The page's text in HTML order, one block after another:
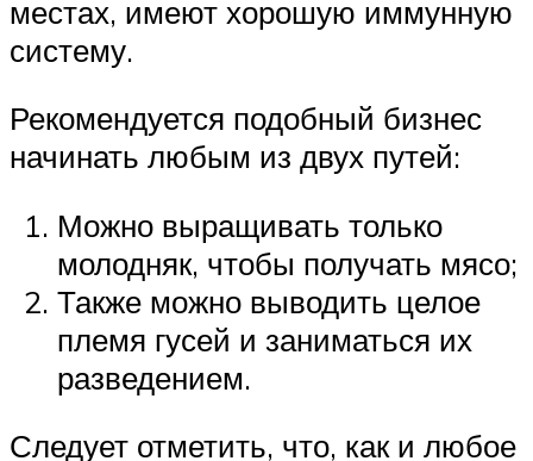
местах, имеют хорошую иммунную
систему.
Рекомендуется подобный бизнес
начинать любым из двух путей:
Можно выращивать только
молодняк, чтобы получать мясо;
Также можно выводить целое
племя гусей и заниматься их
разведением.
Следует отметить, что, как и любое